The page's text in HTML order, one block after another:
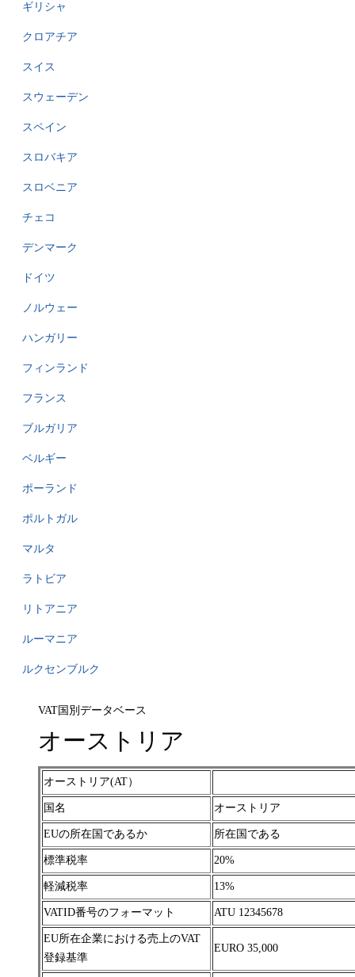
ギリシャ
クロアチア
スイス
スウェーデン
スペイン
スロバキア
スロベニア
チェコ
デンマーク
ドイツ
ノルウェー
ハンガリー
フィンランド
フランス
ブルガリア
ベルギー
ポーランド
ポルトガル
マルタ
ラトビア
リトアニア
ルーマニア
ルクセンブルク
VAT国別データベース
オーストリア
オーストリア(AT）
国名 オーストリア
EUの所在国であるか 所在国である
標準税率 20%
軽減税率 13%
VATID番号のフォーマット ATU 12345678
EU所在企業における売上のVAT
登録基準
EURO 35,000